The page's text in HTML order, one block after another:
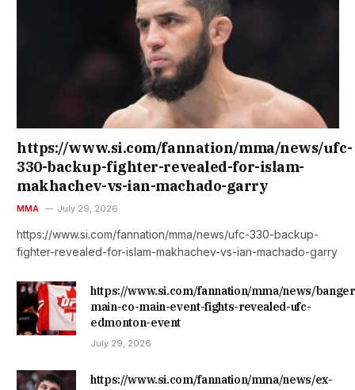
https://www.si.com/fannation/mma/news/ufc-
330-backup-fighter-revealed-for-islam-
makhachev-vs-ian-machado-garry
MMA July 29, 2026
https://www.si.com/fannation/mma/news/ufc-330-backup-
fighter-revealed-for-islam-makhachev-vs-ian-machado-garry
https://www.si.com/fannation/mma/news/
main-co-main-event-fights-revealed-ufc-
edmonton-event
July 29, 2026
https://www.si.com/fannation/mma/news/ex-